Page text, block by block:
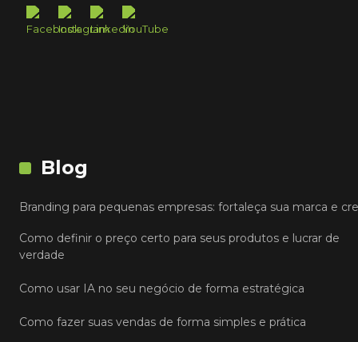
Blog
Branding para pequenas empresas: fortaleça sua marca e
Como definir o preço certo para seus produtos e lucrar de
verdade
Como usar IA no seu negócio de forma estratégica
Como fazer suas vendas de forma simples e prática